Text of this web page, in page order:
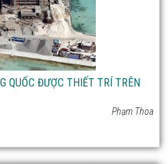
QUỐC ĐƯỢC THIẾT TRÍ TRÊN
Phạm Thoa